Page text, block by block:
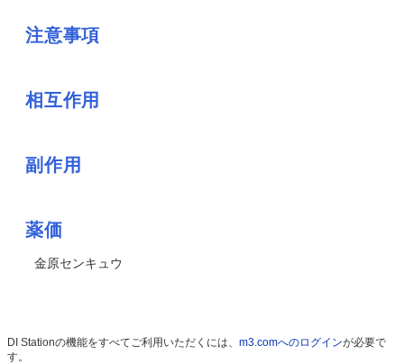
注意事項
相互作用
副作用
薬価
金原センキュウ
DI Stationの機能をすべてご利用いただくには、 m3.comへのログインが必要で
す。